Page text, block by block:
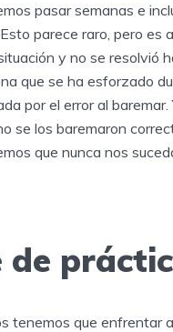
pasar semanas e
parece raro, pero es
y no se resolvió
que se ha esforzado
por el error al baremar.
se los baremaron
que nunca nos
de
tenemos que enfrentar